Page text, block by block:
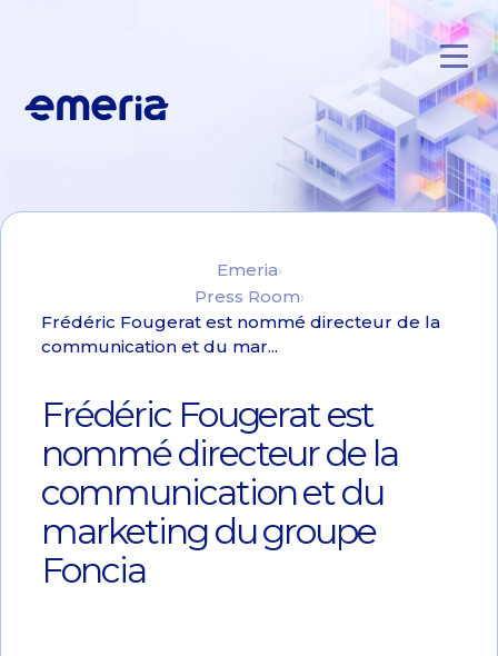
Emeria
Emeria
Press Room
Frédéric Fougerat est nommé directeur de la
communication et du mar...
Frédéric Fougerat est
nommé directeur de la
communication et du
marketing du groupe
Foncia